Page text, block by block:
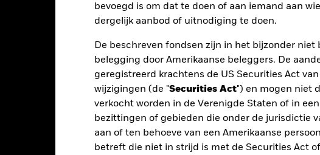
bevoegd is om dat te doen of aan iemand aan
dergelijk aanbod of uitnodiging te doen.
De beschreven fondsen zijn in het bijzonder
belegging door Amerikaanse beleggers. De
geregistreerd krachtens de US Securities Act
wijzigingen (de "Securities Act") en mogen niet
verkocht worden in de Verenigde Staten of in
bezittingen of gebieden die onder de jurisdictie
aan of ten behoeve van een Amerikaanse
betreft die niet in strijd is met de Securities Act
rendement is weergegeven na aftrek van de lopende kosten. Instap-/
genomen bij de berekening.
geen betrouwbare indicator voor toekomstige resultaten. Markten kunnen
ontwikkelen. Het kan u helpen om te beoordelen hoe het fonds in het
prestaties worden weergegeven op basis van de netto-inventariswaarde
van toepassing, worden herbelegd. Het rendement van uw belegging kan
valutaschommelingen als uw belegging wordt gedaan in een andere valuta
van de prestaties in het verleden. Bron: Blackrock